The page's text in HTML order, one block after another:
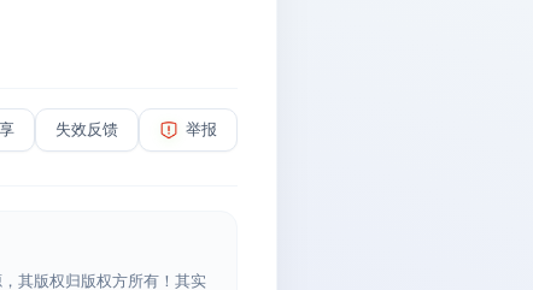
失效反馈 举报
其版权归版权方所有！其实